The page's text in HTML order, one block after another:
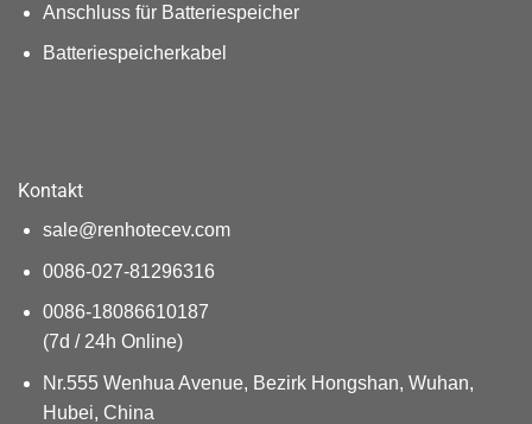
Anschluss für Batteriespeicher
Batteriespeicherkabel
Kontakt
sale@renhotecev.com
0086-027-81296316
0086-18086610187
(7d / 24h Online)
Nr.555 Wenhua Avenue, Bezirk Hongshan, Wuhan,
Hubei, China